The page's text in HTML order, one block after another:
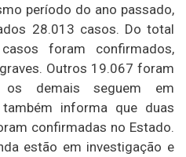
período do ano passado,
28.013 casos. Do total
foram confirmados,
Outros 19.067 foram
os demais seguem em
informa que duas
confirmadas no Estado.
estão em investigação e